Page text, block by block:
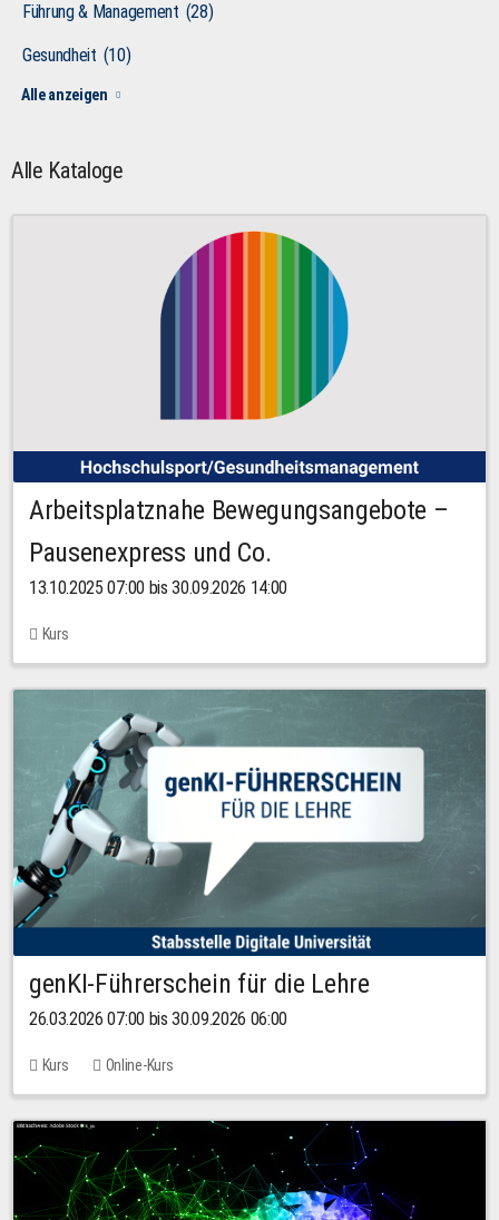
Führung & Management (28)
Gesundheit (10)
Alle anzeigen
Alle Kataloge
Arbeitsplatznahe Bewegungsangebote –
Pausenexpress und Co.
13.10.2025 07:00 bis 30.09.2026 14:00
Kurs
genKI-Führerschein für die Lehre
26.03.2026 07:00 bis 30.09.2026 06:00
Kurs Online-Kurs